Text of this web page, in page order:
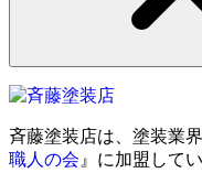
斉藤塗装店は、塗装業
職人の会 』に加盟してい